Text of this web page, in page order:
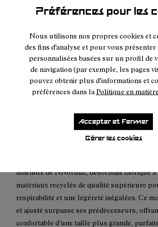
Préférences pour les
Nous utilisons nos propres cookies et
des fins d'analyse et pour vous
personnalisées basées sur un profil de
de navigation (par exemple, les pages
pouvez obtenir plus d'informations et
préférences dans laPolitique en
Gérer les cookies
Accepter et Fermer
Livraison gratuite à partir de50 €
Droits et taxes inclus
Retours et échanges sous 30 jours.
Livraison express neutre en carbone
amélioré de NNormal, désormais fabriqué
matériaux recyclés de qualité supérieure
respirabilité et une légèreté inégalées. Ce
et ajusté surpasse ses prédécesseurs,
confortable d’une taille plus grande,